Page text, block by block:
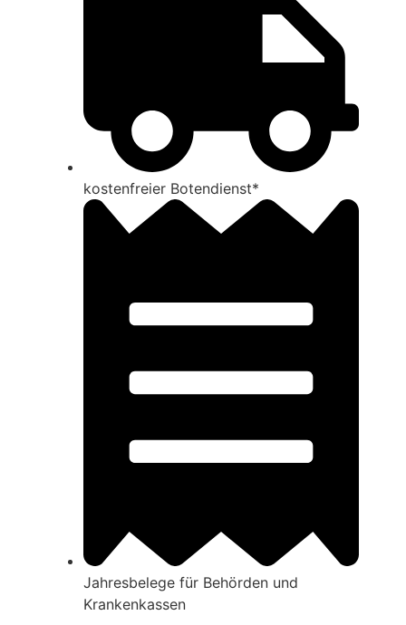
kosten­freier Boten­dienst*
Jahres­be­lege für Be­hörden und
Kranken­kassen